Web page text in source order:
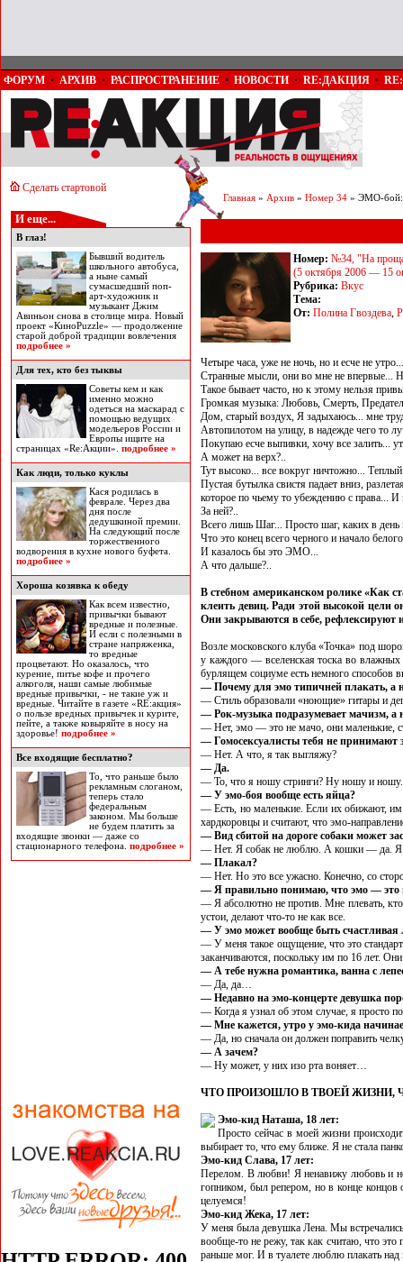
ФОРУМ • АРХИВ • РАСПРОСТРАНЕНИЕ • НОВОСТИ • RE:ДАКЦИЯ •
Сделать стартовой
И еще...
В глаз!
Бывший водитель
школьного автобуса,
а ныне самый
сумасшедший поп-
арт-художник и
музыкант Джим
Авиньон снова в столице мира. Новый
проект «КиноPuzzle» — продолжение
старой доброй традиции вовлечения
подробнее »
Для тех, кто без тыквы
Советы кем и как
именно можно
одеться на маскарад с
помощью ведущих
модельеров России и
Европы ищите на
страницах «Re:Акции». подробнее »
Как люди, только куклы
Кася родилась в
феврале. Через два
дня после
дедушкиной премии.
На следующий после
торжественного
водворения в кухне нового буфета.
подробнее »
Хороша козявка к обеду
Как всем известно,
привычки бывают
вредные и полезные.
И если с полезными в
стране напряженка,
то вредные
процветают. Но оказалось, что
курение, питье кофе и прочего
алкоголя, наши самые любимые
вредные привычки, - не такие уж и
вредные. Читайте в газете «RE:акция»
о пользе вредных привычек и курите,
пейте, а также ковыряйте в носу на
здоровье! подробнее »
Все входящие бесплатно?
То, что раньше было
рекламным слоганом,
теперь стало
федеральным
законом. Мы больше
не будем платить за
входящие звонки — даже со
стационарного телефона. подробнее »
Главная » Архив » Номер 34 » ЭМО-бой:
Номер: №34, "На
(5 октября 2006 — 15
Рубрика: Вкус
Тема:
От: Полина Гвоздева,
Четыре часа, уже не ночь, но и есче не
Странные мысли, они во мне не впервые...
Такое бывает часто, но к этому нельзя
Громкая музыка: Любовь, Смерть,
Дом, старый воздух, Я задыхаюсь... мне
Автопилотом на улицу, в надежде чего то
Покупаю есче выпивки, хочу все залить...
А может на верх?..
Тут высоко... все вокруг ничтожно...
Пустая бутылка свистя падает вниз,
которое по чьему то убеждению с права...
За ней?..
Всего лишь Шаг... Просто шаг, каких в
Что это конец всего черного и начало
И казалось бы это ЭМО...
А что дальше?..
В стебном американском ролике «Как
клеить девиц. Ради этой высокой цели
Они закрываются в себе, рефлексируют
Возле московского клуба «Точка» под
у каждого — вселенская тоска во
бурлящем социуме есть немного способов
— Почему для эмо типичней плакать, а
— Стиль образовали «ноющие» гитары и
— Рок-музыка подразумевает мачизм, а
— Нет, эмо — это не мачо, они маленькие,
— Гомосексуалисты тебя не принимают
— Нет. А что, я так выгляжу?
— Да.
— То, что я ношу стринги? Ну ношу и ношу.
— У эмо-боя вообще есть яйца?
— Есть, но маленькие. Если их обижают, им
хардкоровцы и считают, что эмо-
— Вид сбитой на дороге собаки может
— Нет. Я собак не люблю. А кошки — да. Я
— Плакал?
— Нет. Но это все ужасно. Конечно, со
— Я правильно понимаю, что эмо — это
— Я абсолютно не против. Мне плевать, кто
устои, делают что-то не как все.
— У эмо может вообще быть счастливая
— У меня такое ощущение, что это
заканчиваются, поскольку им по 16 лет.
— А тебе нужна романтика, ванна с
— Да, да…
— Недавно на эмо-концерте девушка
— Когда я узнал об этом случае, я просто
— Мне кажется, утро у эмо-кида
— Да, но сначала он должен поправить
— А зачем?
— Ну может, у них изо рта воняет…
ЧТО ПРОИЗОШЛО В ТВОЕЙ ЖИЗНИ,
Эмо-кид Наташа, 18 лет:
Просто сейчас в моей жизни
выбирает то, что ему ближе. Я не стала
Эмо-кид Слава, 17 лет:
Перелом. В любви! Я ненавижу любовь и
гопником, был репером, но в конце концов
целуемся!
Эмо-кид Жека, 17 лет:
У меня была девушка Лена. Мы
вообще-то не режу, так как считаю, что это
раньше мог. И в туалете люблю плакать